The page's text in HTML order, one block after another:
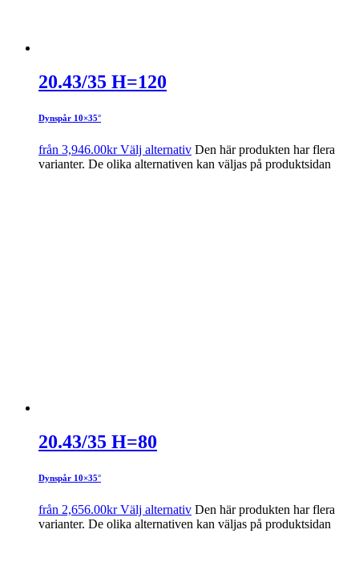
20.43/35 H=120
Dynspår 10×35°
från 3,946.00kr Välj alternativ Den här produkten har flera
varianter. De olika alternativen kan väljas på produktsidan
20.43/35 H=80
Dynspår 10×35°
från 2,656.00kr Välj alternativ Den här produkten har flera
varianter. De olika alternativen kan väljas på produktsidan